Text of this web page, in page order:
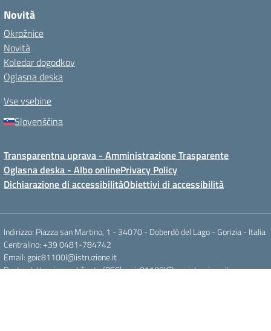
Novità
Okrožnice
Novità
Koledar dogodkov
Oglasna deska
Vse vsebine
Slovenščina
Transparentna uprava - Amministrazione Trasparente
Oglasna deska - Albo onlinePrivacy Policy
Dichiarazione di accessibilitàObiettivi di accessibilità
Indirizzo: Piazza san Martino, 1 - 34070 - Doberdò del Lago - Gorizia - Italia
Centralino: +39 0481-784742
Email: goic81100l@istruzione.it
Posta elettronica certificata (PEC): goic81100l@pec.istruzione.it